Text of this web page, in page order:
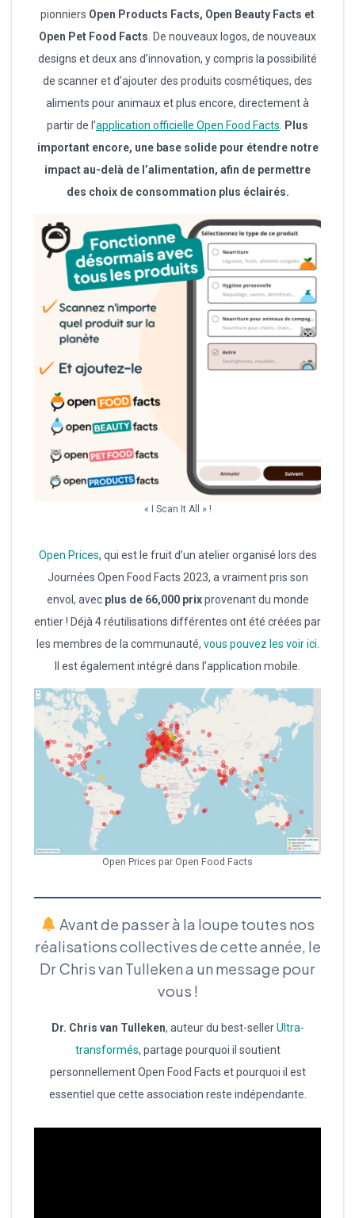
pionniers Open Products Facts, Open Beauty Facts et
Open Pet Food Facts. De nouveaux logos, de nouveaux
designs et deux ans d’innovation, y compris la possibilité
de scanner et d’ajouter des produits cosmétiques, des
aliments pour animaux et plus encore, directement à
partir de l’application officielle Open Food Facts. Plus
important encore, une base solide pour étendre notre
impact au-delà de l’alimentation, afin de permettre
des choix de consommation plus éclairés.
« I Scan It All » !
Open Prices, qui est le fruit d’un atelier organisé lors des
Journées Open Food Facts 2023, a vraiment pris son
envol, avec plus de 66,000 prixprovenant du monde
entier ! Déjà 4 réutilisations différentes ont été créées par
les membres de la communauté, vous pouvez les voir ici
Il est également intégré dans l’application mobile.
Open Prices par Open Food Facts
Avant de passer à la loupe toutes nos
réalisations collectives de cette année, le
Dr Chris van Tulleken a un message pour
vous !
Dr. Chris van Tulleken, auteur du best-sellerUltra-
transformés, partage pourquoi il soutient
personnellement Open Food Facts et pourquoi il est
essentiel que cette association reste indépendante.